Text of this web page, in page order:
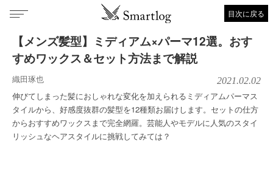
目次に戻る
【メンズ髪型】ミディアム×パーマ12選。おす
すめワックス＆セット方法まで解説
織田琢也 2021.02.02
伸びてしまった髪におしゃれな変化を加えられるミディアムパーマス
タイルから、好感度抜群の髪型を12種類お届けします。セットの仕方
からおすすめワックスまで完全網羅。芸能人やモデルに人気のスタイ
リッシュなヘアスタイルに挑戦してみては？